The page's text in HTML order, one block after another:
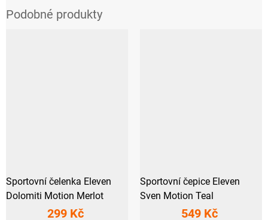
Sportovní čelenka Eleven
Dolomiti Motion Merlot
299 Kč
Sportovní čepice Eleven
Sven Motion Teal
549 Kč